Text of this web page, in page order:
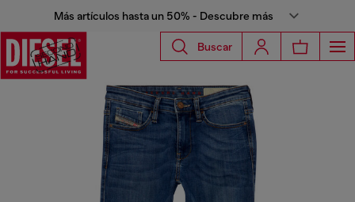
Más artículos hasta un 50% - Descubre más
Buscar